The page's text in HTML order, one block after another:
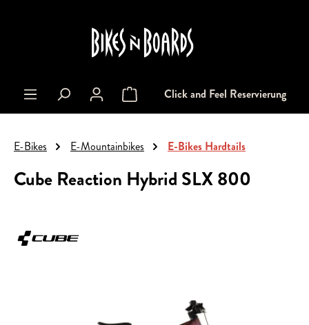
Warenkorb enthält 0 Positionen. Der
Click and Feel Reservierung
E-Bikes E-Mountainbikes E-Bikes Hardtails
Cube Reaction Hybrid SLX 800